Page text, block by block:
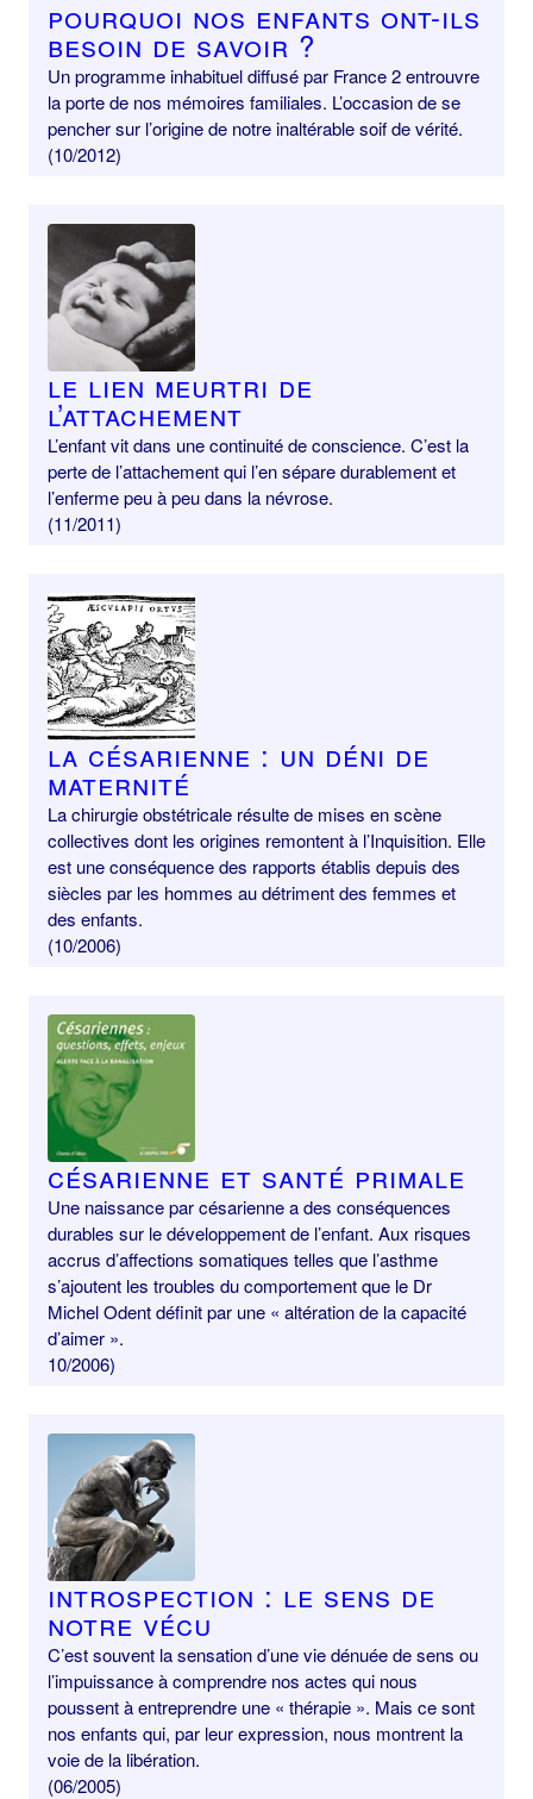
pourquoi nos enfants ont-ils
besoin de savoir ?
Un programme inhabituel diffusé par France 2 entrouvre
la porte de nos mémoires familiales. L’occasion de se
pencher sur l’origine de notre inaltérable soif de vérité.
(10/2012)
Le lien meurtri de
l’attachement
L’enfant vit dans une continuité de conscience. C’est la
perte de l’attachement qui l’en sépare durablement et
l’enferme peu à peu dans la névrose.
(11/2011)
La césarienne : un déni de
maternité
La chirurgie obstétricale résulte de mises en scène
collectives dont les origines remontent à l’Inquisition. Elle
est une conséquence des rapports établis depuis des
siècles par les hommes au détriment des femmes et
des enfants.
(10/2006)
Césarienne et santé primale
Une naissance par césarienne a des conséquences
durables sur le développement de l’enfant. Aux risques
accrus d’affections somatiques telles que l’asthme
s’ajoutent les troubles du comportement que le Dr
Michel Odent définit par une « altération de la capacité
d’aimer ».
10/2006)
Introspection : le sens de
notre vécu
C’est souvent la sensation d’une vie dénuée de sens ou
l’impuissance à comprendre nos actes qui nous
poussent à entreprendre une « thérapie ». Mais ce sont
nos enfants qui, par leur expression, nous montrent la
voie de la libération.
(06/2005)